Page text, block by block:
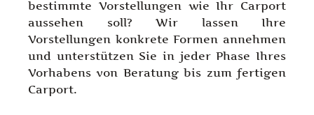
bestimmte Vorstellungen wie Ihr Carport
aussehen soll? Wir lassen Ihre
Vorstellungen konkrete Formen annehmen
und unterstützen Sie in jeder Phase Ihres
Vorhabens von Beratung bis zum fertigen
Carport.